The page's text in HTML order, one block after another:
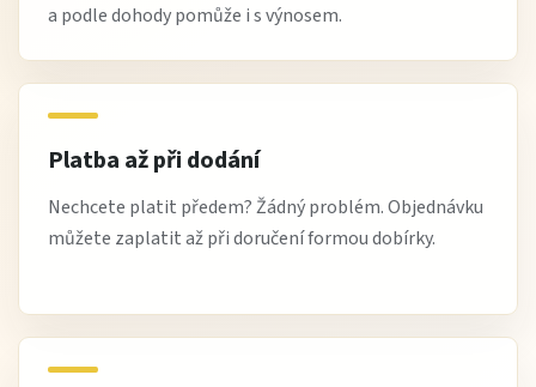
a podle dohody pomůže i s výnosem.
Platba až při dodání
Nechcete platit předem? Žádný problém. Objednávku
můžete zaplatit až při doručení formou dobírky.